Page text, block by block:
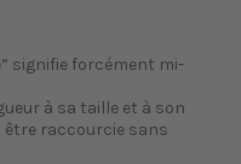
signifie forcément mi-
à sa taille et à son
être raccourcie sans